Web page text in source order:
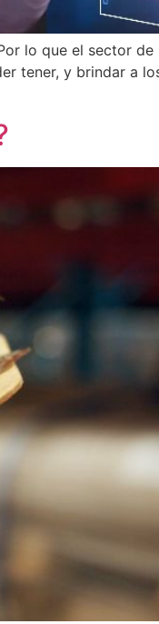
lo que el sector
tener, y brindar a